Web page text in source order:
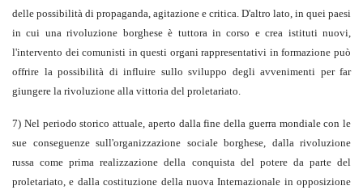
delle possibilità di propaganda, agitazione e critica. D'altro lato, in quei paesi
in cui una rivoluzione borghese è tuttora in corso e crea istituti nuovi,
l'intervento dei comunisti in questi organi rappresentativi in formazione può
offrire la possibilità di influire sullo sviluppo degli avvenimenti per far
giungere la rivoluzione alla vittoria del proletariato.
7) Nel periodo storico attuale, aperto dalla fine della guerra mondiale con le
sue conseguenze sull'organizzazione sociale borghese, dalla rivoluzione
russa come prima realizzazione della conquista del potere da parte del
proletariato, e dalla costituzione della nuova Internazionale in opposizione